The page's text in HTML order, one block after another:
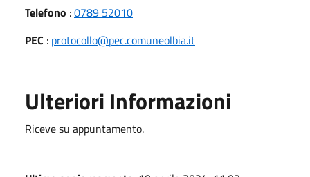
Telefono :0789 52010
PEC : protocollo@pec.comuneolbia.it
Ulteriori Informazioni
Riceve su appuntamento.